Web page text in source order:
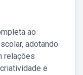
ao
adotando
relações
e